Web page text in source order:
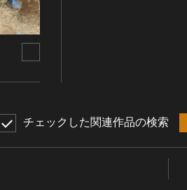
チェックした関連作品の検索